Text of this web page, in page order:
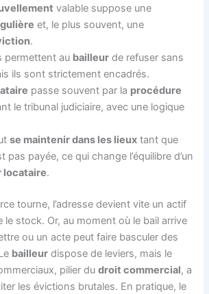
valable suppose une
et, le plus souvent, une
.
permettent au bailleur de refuser sans
ils sont strictement encadrés.
passe souvent par la procédure
le tribunal judiciaire, avec une logique
se maintenir dans les lieux tant que
pas payée, ce qui change l’équilibre d’un
locataire.
tourne, l’adresse devient vite un actif
le stock. Or, au moment où le bail arrive
ou un acte peut faire basculer des
bailleur dispose de leviers, mais le
pilier dudroit commercial, a
les évictions brutales. En pratique, le